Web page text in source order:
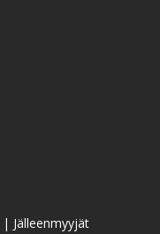
| Jälleenmyyjät